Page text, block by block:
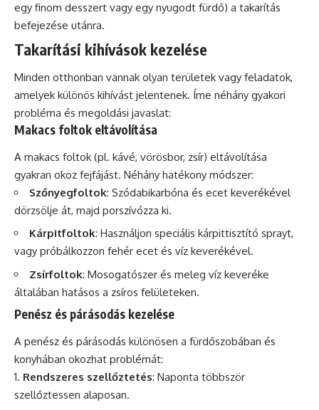
egy finom desszert vagy egy nyugodt fürdő) a takarítás
befejezése utánra.
Takarítási kihívások kezelése
Minden otthonban vannak olyan területek vagy feladatok,
amelyek különös kihívást jelentenek. Íme néhány gyakori
probléma és megoldási javaslat:
Makacs foltok eltávolítása
A makacs foltok (pl. kávé, vörösbor, zsír) eltávolítása
gyakran okoz fejfájást. Néhány hatékony módszer:
Szőnyegfoltok: Szódabikarbóna és ecet keverékével
dörzsölje át, majd porszívózza ki.
Kárpitfoltok: Használjon speciális kárpittisztító sprayt,
vagy próbálkozzon fehér ecet és víz keverékével.
Zsírfoltok: Mosogatószer és meleg víz keveréke
általában hatásos a zsíros felületeken.
Penész és párásodás kezelése
A penész és párásodás különösen a fürdőszobában és
konyhában okozhat problémát:
Rendszeres szellőztetés: Naponta többször
szellőztessen alaposan.